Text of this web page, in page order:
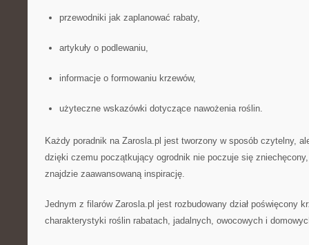
przewodniki jak zaplanować rabaty,
artykuły o podlewaniu,
informacje o formowaniu krzewów,
użyteczne wskazówki dotyczące nawożenia roślin.
Każdy poradnik na Zarosla.pl jest tworzony w sposób czytelny,
dzięki czemu początkujący ogrodnik nie poczuje się
znajdzie zaawansowaną inspirację.
Jednym z filarów Zarosla.pl jest rozbudowany dział poświęcony
charakterystyki roślin rabatach, jadalnych, owocowych i